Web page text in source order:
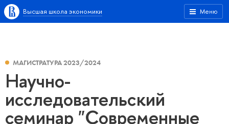
Меню
Высшая школа экономики
МАГИСТРАТУРА 2023/2024
Научно-
исследовательский
семинар "Современные